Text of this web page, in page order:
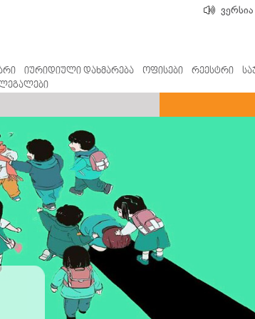
იურიდიული დახმარება ოფისები რეესტრი